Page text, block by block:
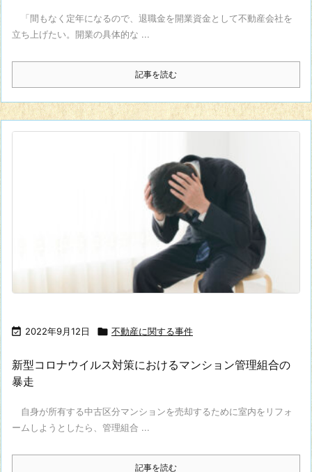
「間もなく定年になるので、退職金を開業資金として不動産会社を
立ち上げたい。開業の具体的な ...
記事を読む
 2022年9月12日  不動産に関する事件
新型コロナウイルス対策におけるマンション管理組合の
暴走
自身が所有する中古区分マンションを売却するために室内をリフォ
ームしようとしたら、管理組合 ...
記事を読む